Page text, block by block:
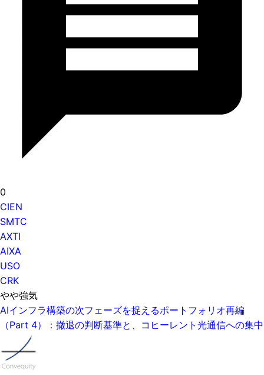
0
CIEN
SMTC
AXTI
AIXA
USO
CRK
やや強気
AIインフラ構築の次フェーズを捉えるポートフォリオ再編
（Part 4）：撤退の判断基準と、コヒーレント光通信への集中